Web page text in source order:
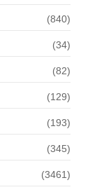
(840)
(34)
(82)
(129)
(193)
(345)
(3461)